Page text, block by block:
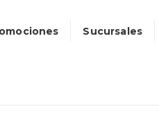
Sucursales